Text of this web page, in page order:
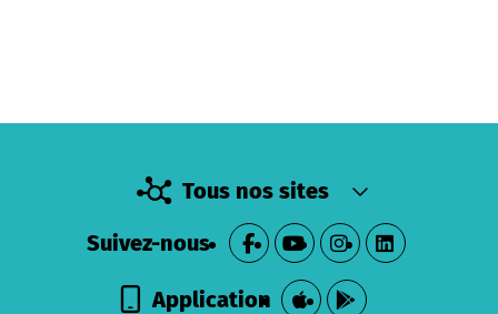
Tous nos sites
Suivez-nous
Application